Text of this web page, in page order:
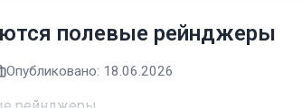
полевые рейнджеры
Опубликовано: 18.06.2026